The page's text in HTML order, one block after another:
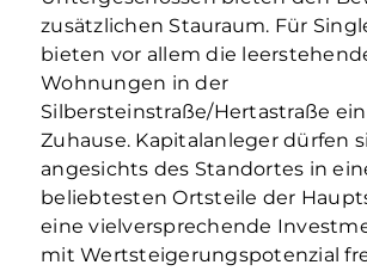
zusätzlichen Stauraum. Für
bieten vor allem die
Wohnungen in der
Silbersteinstraße/Hertastraße
Zuhause. Kapitalanleger dürfen
angesichts des Standortes in
beliebtesten Ortsteile der
eine vielversprechende
mit Wertsteigerungspotenzial